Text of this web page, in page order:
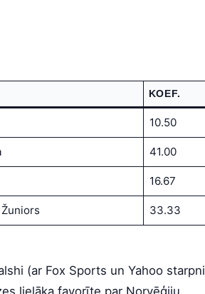
KOEF.
10.50
41.00
16.67
33.33
(ar Fox Sports un Yahoo
lielāka favorīte par Norvēģiju.